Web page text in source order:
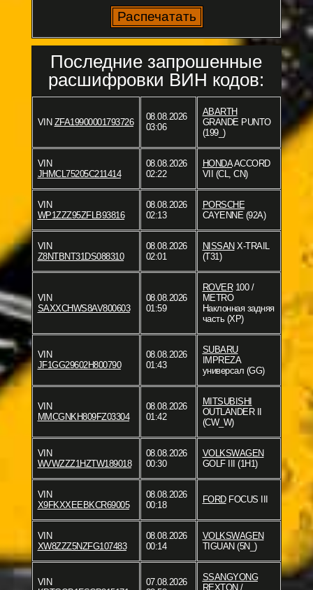
Последние запрошенные
расшифровки ВИН кодов:
VIN ZFA19900001793726
08.08.2026
03:06
ABARTH
GRANDE PUNTO
(199_)
VIN
JHMCL75205C211414
08.08.2026
02:22
HONDAACCORD
VII (CL, CN)
VIN
WP1ZZZ95ZFLB93816
08.08.2026
02:13
PORSCHE
CAYENNE (92A)
VIN
Z8NTBNT31DS088310
08.08.2026
02:01
NISSAN X-TRAIL
(T31)
VIN
SAXXCHWS8AV800603
08.08.2026
01:59
ROVER100 /
METRO
Наклонная задняя
часть (XP)
VIN
JF1GG29602H800790
08.08.2026
01:43
SUBARU
IMPREZA
универсал (GG)
VIN
MMCGNKH809FZ03304
08.08.2026
01:42
MITSUBISHI
OUTLANDER II
(CW_W)
VIN
WVWZZZ1HZTW189018
08.08.2026
00:30
VOLKSWAGEN
GOLF III (1H1)
VIN
X9FKXXEEBKCR69005
08.08.2026
00:18
FORDFOCUS III
VIN
XW8ZZZ5NZFG107483
08.08.2026
00:14
VOLKSWAGEN
TIGUAN (5N_)
VIN
07.08.2026
SSANGYONG
REXTON /